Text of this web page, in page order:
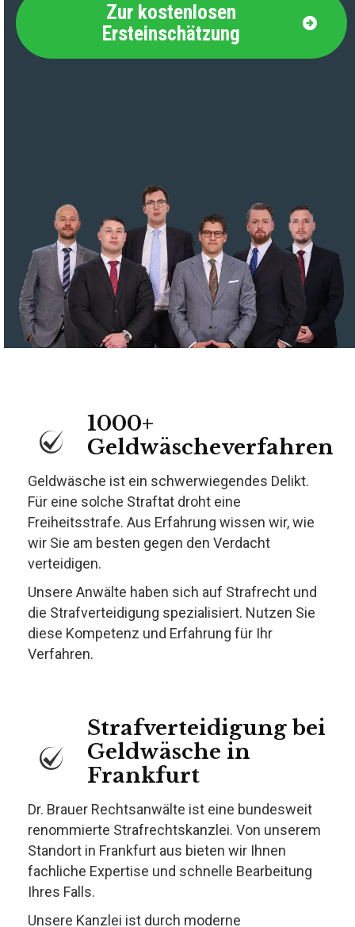
Zur kostenlosen
Ersteinschätzung
1000+
Geldwäscheverfahren
Geldwäsche ist ein schwerwiegendes Delikt.
Für eine solche Straftat droht eine
Freiheitsstrafe. Aus Erfahrung wissen wir, wie
wir Sie am besten gegen den Verdacht
verteidigen.
Unsere Anwälte haben sich auf Strafrecht und
die Strafverteidigung spezialisiert. Nutzen Sie
diese Kompetenz und Erfahrung für Ihr
Verfahren.
Strafverteidigung bei
Geldwäsche in
Frankfurt
Dr. Brauer Rechtsanwälte ist eine bundesweit
renommierte Strafrechtskanzlei. Von unserem
Standort in Frankfurt aus bieten wir Ihnen
fachliche Expertise und schnelle Bearbeitung
Ihres Falls.
Unsere Kanzlei ist durch moderne